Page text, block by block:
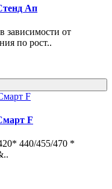
Ап
зависимости от
по рост..
F
440/455/470 *